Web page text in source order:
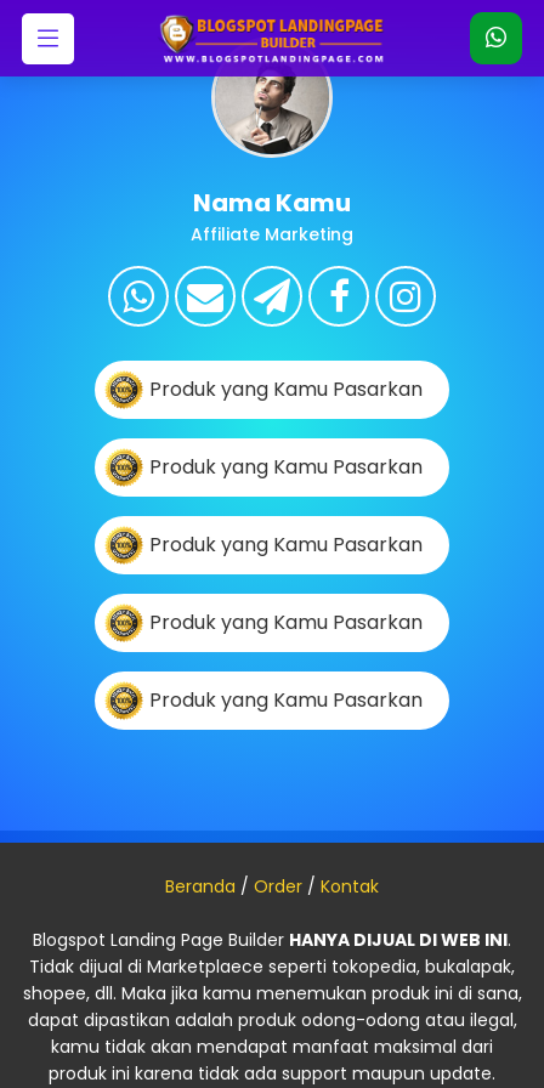
Nama Kamu
Affiliate Marketing
Produk yang Kamu Pasarkan
Produk yang Kamu Pasarkan
Produk yang Kamu Pasarkan
Produk yang Kamu Pasarkan
Produk yang Kamu Pasarkan
Beranda / Order / Kontak
Blogspot Landing Page Builder HANYA DIJUAL DI WEB INI.
Tidak dijual di Marketplaece seperti tokopedia, bukalapak,
shopee, dll. Maka jika kamu menemukan produk ini di sana,
dapat dipastikan adalah produk odong-odong atau ilegal,
kamu tidak akan mendapat manfaat maksimal dari
produk ini karena tidak ada support maupun update.